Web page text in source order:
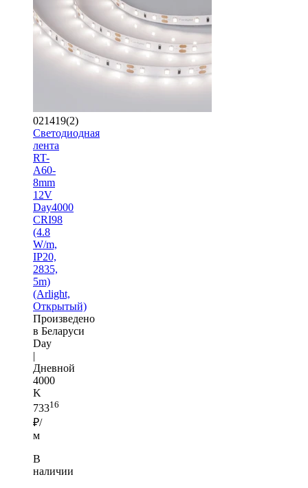
021419(2)
Светодиодная
лента
RT-
A60-
8mm
12V
Day4000
CRI98
(4.8
W/m,
IP20,
2835,
5m)
(Arlight,
Открытый)
Произведено
в Беларуси
Day
|
Дневной
4000
K
73316
₽/
м
В
наличии